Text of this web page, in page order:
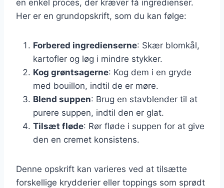
en enkel proces, der kræver få ingredienser.
Her er en grundopskrift, som du kan følge:
Forbered ingredienserne: Skær blomkål,
kartofler og løg i mindre stykker.
Kog grøntsagerne: Kog dem i en gryde
med bouillon, indtil de er møre.
Blend suppen: Brug en stavblender til at
purere suppen, indtil den er glat.
Tilsæt fløde: Rør fløde i suppen for at give
den en cremet konsistens.
Denne opskrift kan varieres ved at tilsætte
forskellige krydderier eller toppings som sprødt